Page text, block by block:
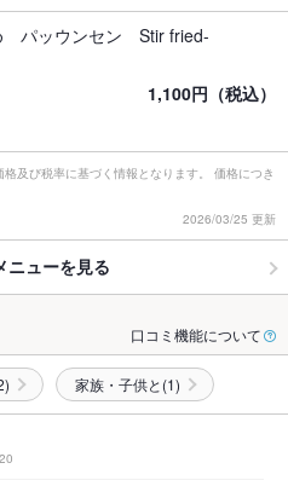
パッウンセン Stir fried-
1,100円（税込）
及び税率に基づく情報となります。 価格につき
2026/03/25 更新
ニューを見る
口コミ機能について
家族・子供と(1)